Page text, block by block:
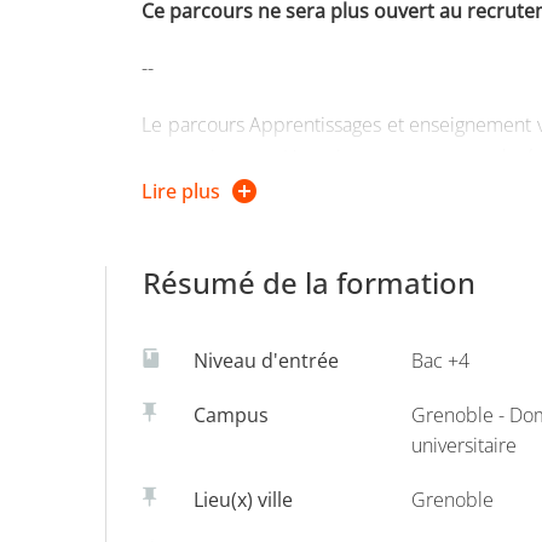
Ce parcours ne sera plus ouvert au
--
Le parcours Apprentissages et
conceptions des apprentissages qu’il
relation enseignement-apprentissages.
Lire plus
Résumé de la formation
Niveau d'entrée Bac +4
Campus
Grenoble -
universitaire
Lieu(x) ville Grenoble